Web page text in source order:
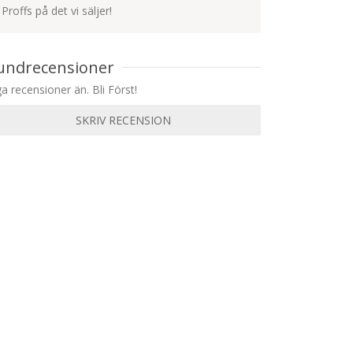
Proffs på det vi säljer!
recensioner än. Bli Först!
SKRIV RECENSION